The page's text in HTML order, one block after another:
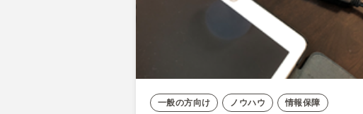
一般の方向け ノウハウ 情報保障